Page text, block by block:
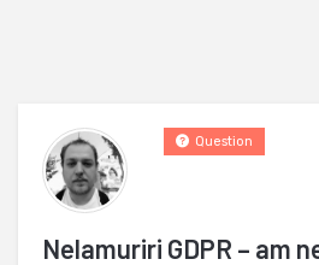
Nelamuriri GDPR – am
Question